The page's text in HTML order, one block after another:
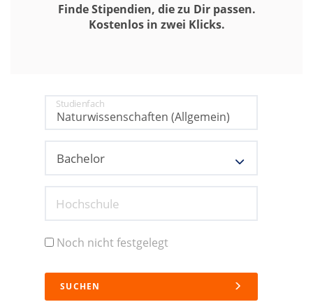
Finde Stipendien, die zu Dir passen.
Kostenlos in zwei Klicks.
Studienfach
Hochschule
Noch nicht festgelegt
SUCHEN